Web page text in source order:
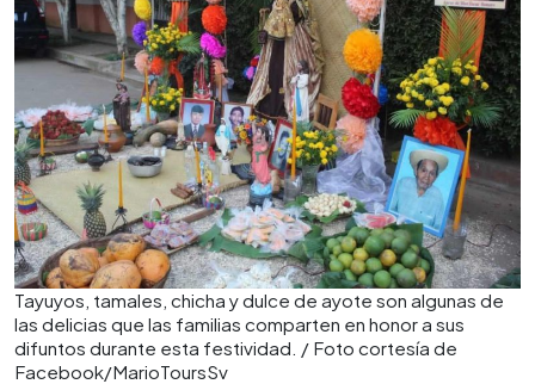
Tayuyos, tamales, chicha y dulce de ayote son algunas de
las delicias que las familias comparten en honor a sus
difuntos durante esta festividad. / Foto cortesía de
Facebook/MarioToursSv